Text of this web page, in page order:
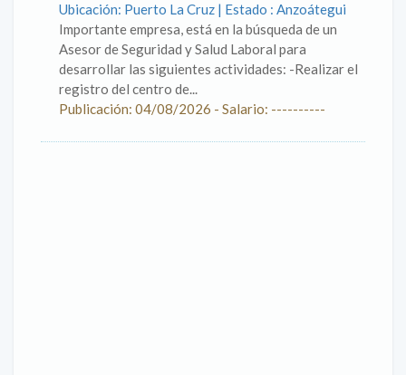
Ubicación: Puerto La Cruz | Estado : Anzoátegui
Importante empresa, está en la búsqueda de un
Asesor de Seguridad y Salud Laboral para
desarrollar las siguientes actividades: -Realizar el
registro del centro de...
Publicación: 04/08/2026 - Salario: ----------